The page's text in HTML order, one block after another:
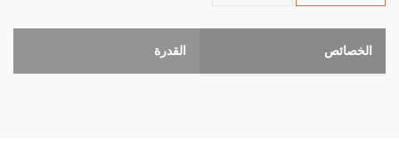
الخصائص القدرة